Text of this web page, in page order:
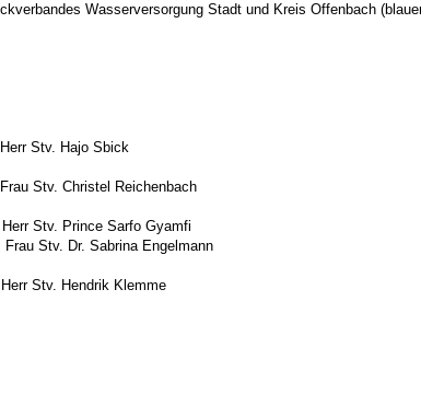
Wasserversorgung Stadt und Kreis Offenbach
Hajo Sbick
Reichenbach
Prince Sarfo Gyamfi
Engelmann
Hendrik Klemme